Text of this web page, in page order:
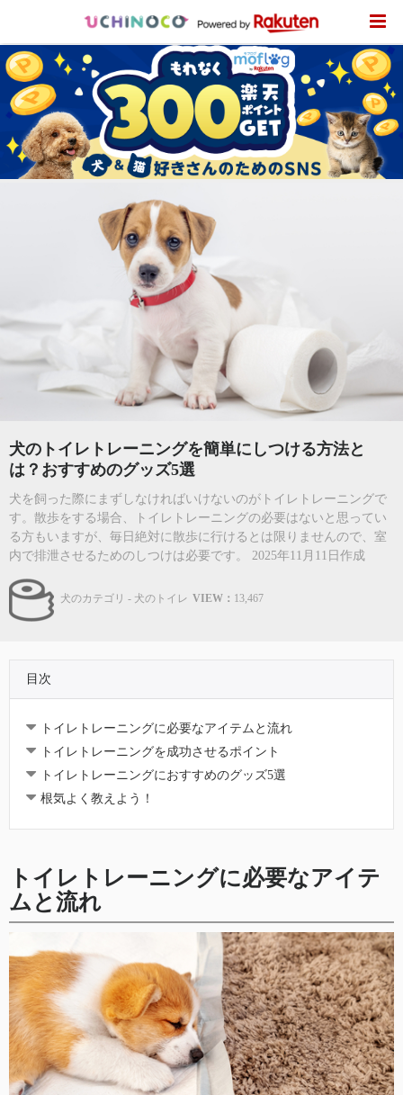
犬のトイレトレーニングを簡単にしつける方法と
は？おすすめのグッズ5選
犬を飼った際にまずしなければいけないのがトイレトレーニングで
す。散歩をする場合、トイレトレーニングの必要はないと思ってい
る方もいますが、毎日絶対に散歩に行けるとは限りませんので、室
内で排泄させるためのしつけは必要です。 2025年11月11日作成
犬のカテゴリ - 犬のトイレ VIEW： 13,467
目次
トイレトレーニングに必要なアイテムと流れ
トイレトレーニングを成功させるポイント
トイレトレーニングにおすすめのグッズ5選
根気よく教えよう！
トイレトレーニングに必要なアイテ
ムと流れ